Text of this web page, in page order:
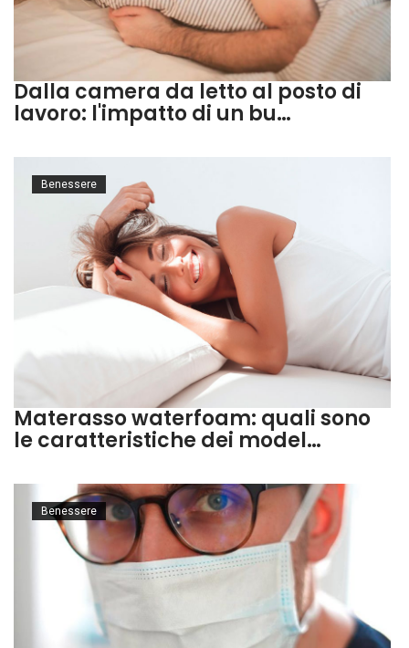
Dalla camera da letto al posto di
lavoro: l'impatto di un bu…
Materasso waterfoam: quali sono
le caratteristiche dei model…
Benessere
Benessere